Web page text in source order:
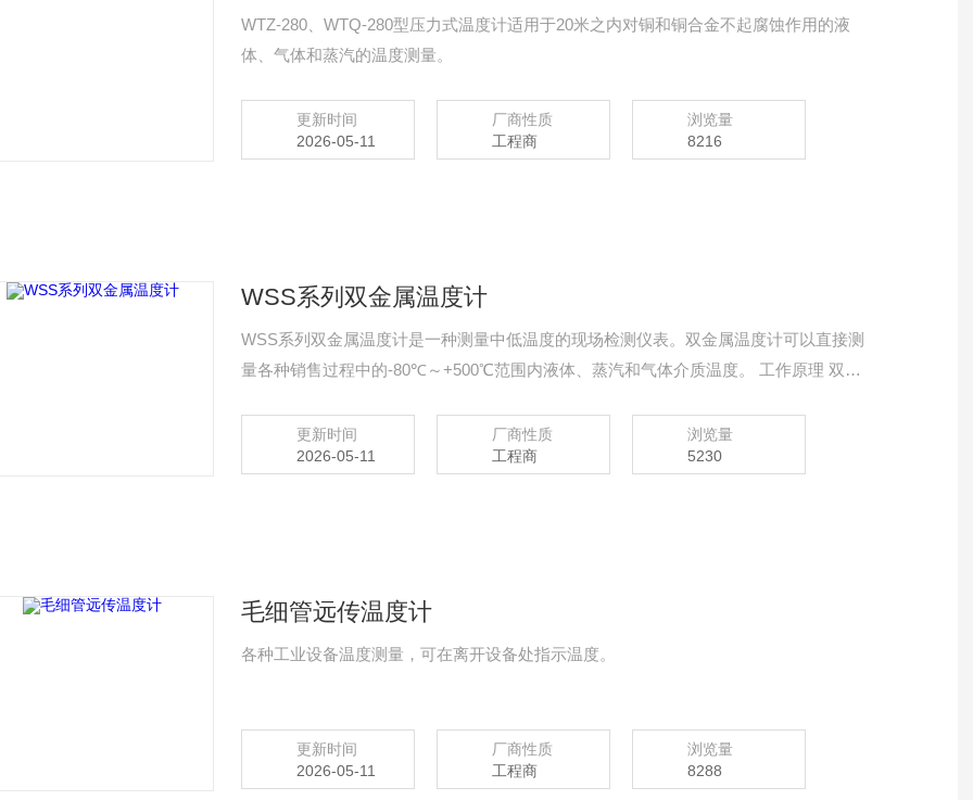
WTZ-280、WTQ-280型压力式温度计适用于20米之内对铜和铜合金不起腐蚀作用的液
体、气体和蒸汽的温度测量。
更新时间
2026-05-11
厂商性质
工程商
浏览量
8216
WSS系列双金属温度计
WSS系列双金属温度计是一种测量中低温度的现场检测仪表。双金属温度计可以直接测
量各种销售过程中的-80℃～+500℃范围内液体、蒸汽和气体介质温度。 工作原理 双金
工作仪表便显示出所应的温度值。
更新时间
2026-05-11
厂商性质
工程商
浏览量
5230
毛细管远传温度计
各种工业设备温度测量，可在离开设备处指示温度。
更新时间
2026-05-11
厂商性质
工程商
浏览量
8288